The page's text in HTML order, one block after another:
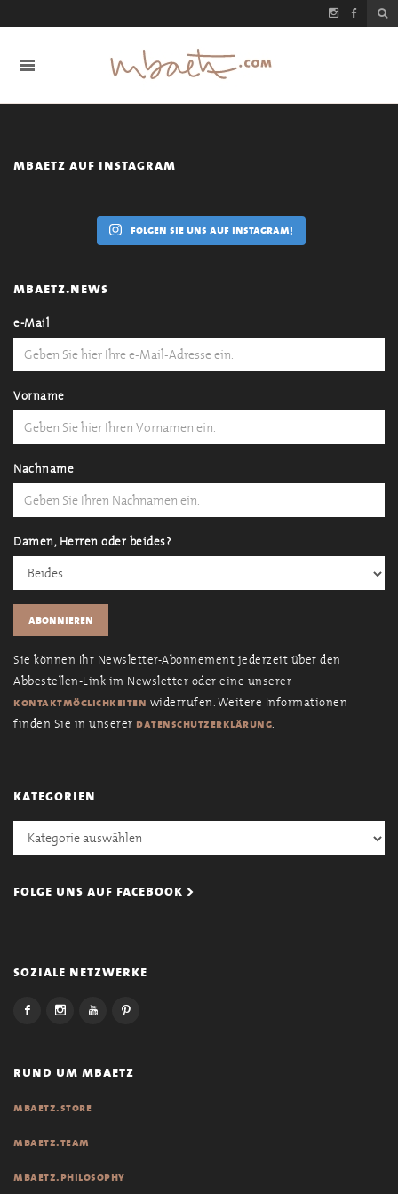
mbaetz auf instagram
folgen sie uns auf instagram!
mbaetz.news
e-Mail
Vorname
Nachname
Damen, Herren oder beides?
Sie können Ihr Newsletter-Abonnement jederzeit über den
Abbestellen-Link im Newsletter oder eine unserer
kontaktmöglichkeiten widerrufen. Weitere Informationen
finden Sie in unserer datenschutzerklärung.
kategorien
Kategorien
folge uns auf facebook >
soziale netzwerke
rund um mbaetz
mbaetz.store
mbaetz.team
mbaetz.philosophy